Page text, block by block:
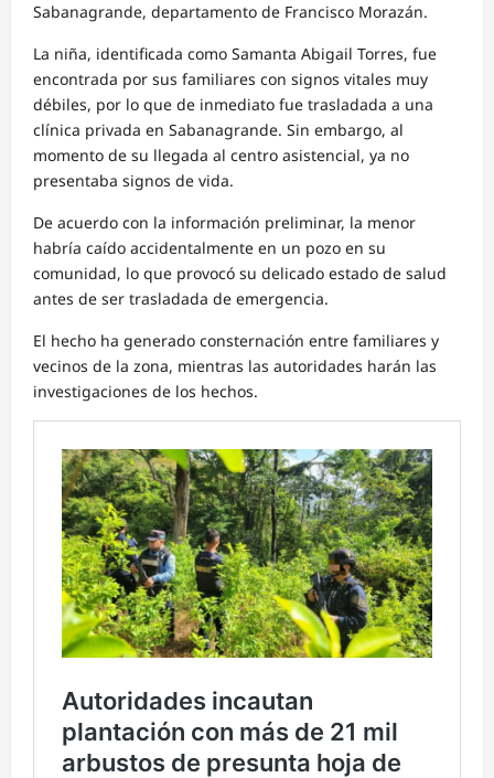
Sabanagrande, departamento de Francisco Morazán.
La niña, identificada como Samanta Abigail Torres, fue
encontrada por sus familiares con signos vitales muy
débiles, por lo que de inmediato fue trasladada a una
clínica privada en Sabanagrande. Sin embargo, al
momento de su llegada al centro asistencial, ya no
presentaba signos de vida.
De acuerdo con la información preliminar, la menor
habría caído accidentalmente en un pozo en su
comunidad, lo que provocó su delicado estado de salud
antes de ser trasladada de emergencia.
El hecho ha generado consternación entre familiares y
vecinos de la zona, mientras las autoridades harán las
investigaciones de los hechos.